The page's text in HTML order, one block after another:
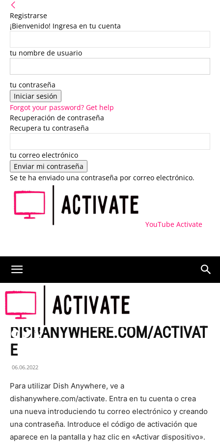
Registrarse
¡Bienvenido! Ingresa en tu cuenta
tu nombre de usuario
tu contraseña
Forgot your password? Get help
Recuperación de contraseña
Recupera tu contraseña
tu correo electrónico
Se te ha enviado una contraseña por correo electrónico.
YouTube Activate
ACTIVAR
DISHANYWHERE.COM/ACTIVAT
E
06.06.2022
Para utilizar Dish Anywhere, ve a
dishanywhere.com/activate. Entra en tu cuenta o crea
una nueva introduciendo tu correo electrónico y creando
una contraseña. Introduce el código de activación que
aparece en la pantalla y haz clic en «Activar dispositivo».